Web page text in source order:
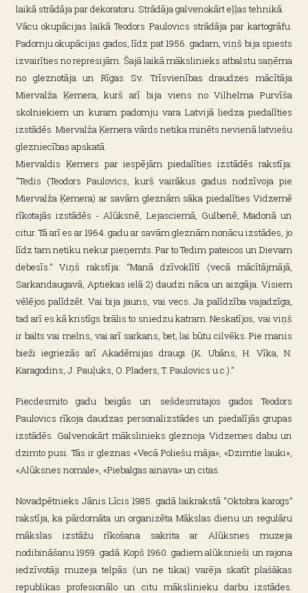
laikā strādāja par dekoratoru. Strādāja galvenokārt eļļas tehnikā.
Vācu okupācijas laikā Teodors Paulovics strādāja par kartogrāfu.
Padomju okupācijas gados, līdz pat 1956. gadam, viņš bija spiests
izvairīties no represijām. Šajā laikā mākslinieks atbalstu saņēma
no gleznotāja un Rīgas Sv. Trīsvienības draudzes mācītāja
Miervalža Ķemera, kurš arī bija viens no Vilhelma Purvīša
skolniekiem un kuram padomju vara Latvijā liedza piedalīties
izstādēs. Miervalža Ķemera vārds netika minēts nevienā latviešu
glezniecības apskatā.
Miervaldis Ķemers par iespējām piedalīties izstādēs rakstīja:
“Tedis (Teodors Paulovics, kurš vairākus gadus nodzīvoja pie
Miervalža Ķemera) ar savām gleznām sāka piedalīties Vidzemē
rīkotajās izstādēs - Alūksnē, Lejasciemā, Gulbenē, Madonā un
citur. Tā arī es ar 1964. gadu ar savām gleznām nonācu izstādes, jo
līdz tam netiku nekur pieņemts. Par to Tedim pateicos un Dievam
debesīs.” Viņš rakstīja: “Manā dzīvoklītī (vecā mācītājmājā,
Sarkandaugavā, Aptiekas ielā 2) daudzi nāca un aizgāja. Visiem
vēlējos palīdzēt. Vai bija jauns, vai vecs. Ja palīdzība vajadzīga,
tad arī es kā kristīgs brālis to sniedzu katram. Neskatījos, vai viņš
ir balts vai melns, vai arī sarkans, bet, lai būtu cilvēks. Pie manis
bieži iegriezās arī Akadēmijas draugi (K. Ubāns, H. Vīka, N.
Karagodins, J. Pauļuks, O. Pladers, T. Paulovics u.c.).”
Piecdesmito gadu beigās un sešdesmitajos gados Teodors
Paulovics rīkoja daudzas personalizstādes un piedalījās grupas
izstādēs. Galvenokārt mākslinieks gleznoja Vidzemes dabu un
dzimto pusi. Tās ir gleznas «Vecā Poliešu māja», «Dzimtie lauki»,
«Alūksnes nomale», «Piebalgas ainava» un citas.
Novadpētnieks Jānis Līcis 1985. gadā laikrakstā “Oktobra karogs”
rakstīja, ka pārdomāta un organizēta Mākslas dienu un regulāru
mākslas izstāžu rīkošana sakrita ar Alūksnes muzeja
nodibināšanu 1959. gadā. Kopš 1960. gadiem alūksnieši un rajona
iedzīvotāji muzeja telpās (un ne tikai) varēja skatīt plašākas
republikas profesionālo un citu mākslinieku darbu izstādes.